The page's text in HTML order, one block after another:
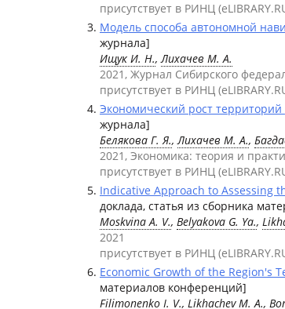
присутствует в РИНЦ
Модель способа автономной
журнала]
Ищук И. Н.,Лихачев М. А.
2021, Журнал Сибирского
присутствует в РИНЦ
Экономический рост
журнала]
Белякова Г. Я.,Лихачев М. А.,
2021, Экономика: теория и
присутствует в РИНЦ
Indicative Approach to Assessing
доклада, статья из сборника
Moskvina A. V., Belyakova G. Ya.,
2021
присутствует в РИНЦ
Economic Growth of the Region's
материалов конференций]
Filimonenko I. V., Likhachev M. A.,